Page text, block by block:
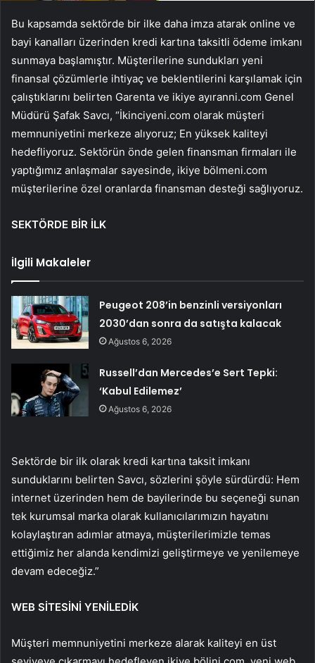
Bu kapsamda sektörde bir ilke daha imza atarak online ve
bayi kanalları üzerinden kredi kartına taksitli ödeme imkanı
sunmaya başlamıştır. Müşterilerine sundukları yeni
finansal çözümlerle ihtiyaç ve beklentilerini karşılamak için
çalıştıklarını belirten Garenta ve ikiye ayıranni.com Genel
Müdürü Şafak Savcı, “İkinciyeni.com olarak müşteri
memnuniyetini merkeze alıyoruz; En yüksek kaliteyi
hedefliyoruz. Sektörün önde gelen finansman firmaları ile
yaptığımız anlaşmalar sayesinde, ikiye bölmeni.com
müşterilerine özel oranlarda finansman desteği sağlıyoruz.
SEKTÖRDE BİR İLK
İlgili Makaleler
Peugeot 208’in benzinli versiyonları
2030’dan sonra da satışta kalacak
Ağustos 6, 2026
Russell’dan Mercedes’e Sert Tepki:
‘Kabul Edilemez’
Ağustos 6, 2026
Sektörde bir ilk olarak kredi kartına taksit imkanı
sunduklarını belirten Savcı, sözlerini şöyle sürdürdü: Hem
internet üzerinden hem de bayilerinde bu seçeneği sunan
tek kurumsal marka olarak kullanıcılarımızın hayatını
kolaylaştıran adımlar atmaya, müşterilerimizle temas
ettiğimiz her alanda kendimizi geliştirmeye ve yenilemeye
devam edeceğiz.”
WEB SİTESİNİ YENİLEDİK
Müşteri memnuniyetini merkeze alarak kaliteyi en üst